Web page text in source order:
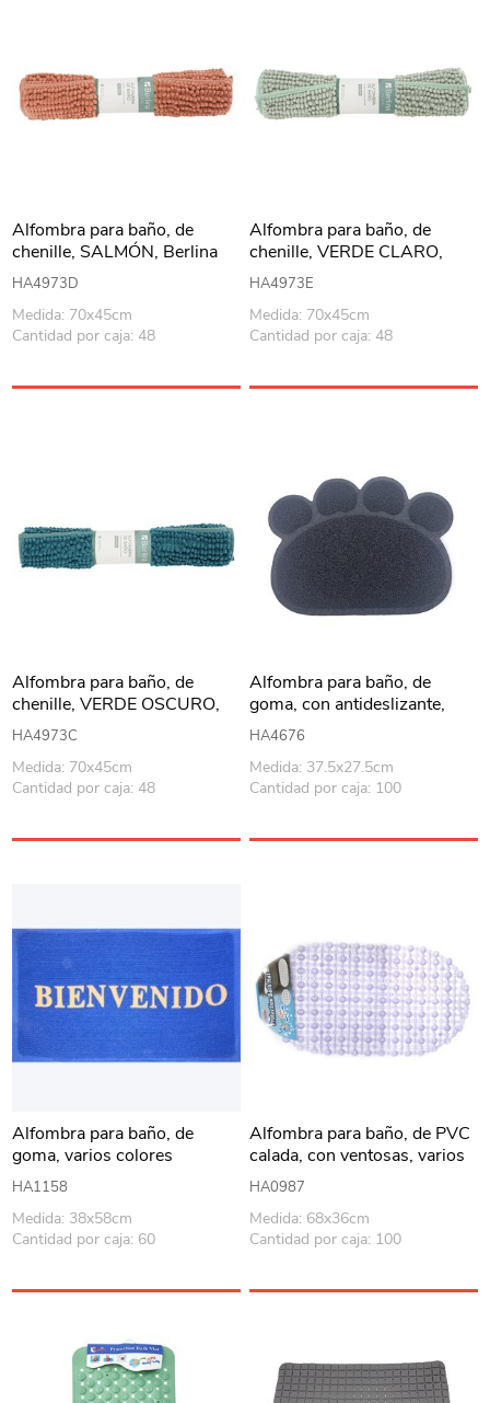
Alfombra para baño, de
chenille, SALMÓN, Berlina
Home
HA4973D
Medida: 70x45cm
Cantidad por caja: 48
Alfombra para baño, de
chenille, VERDE CLARO,
Berlina Home
HA4973E
Medida: 70x45cm
Cantidad por caja: 48
Alfombra para baño, de
chenille, VERDE OSCURO,
Berlina Home
HA4973C
Medida: 70x45cm
Cantidad por caja: 48
Alfombra para baño, de
goma, con antideslizante,
varios colores
HA4676
Medida: 37.5x27.5cm
Cantidad por caja: 100
Alfombra para baño, de
goma, varios colores
HA1158
Medida: 38x58cm
Cantidad por caja: 60
Alfombra para baño, de PVC
calada, con ventosas, varios
colores
HA0987
Medida: 68x36cm
Cantidad por caja: 100